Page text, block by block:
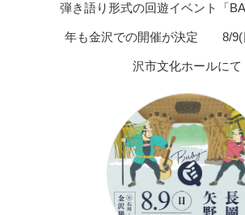
弾き語り形式の回遊イベント「
年も金沢での開催が決定 8/9(
沢市文化ホールにて